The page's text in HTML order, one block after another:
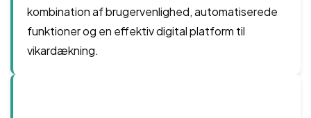
kombination af brugervenlighed, automatiserede
funktioner og en effektiv digital platform til
vikardækning.